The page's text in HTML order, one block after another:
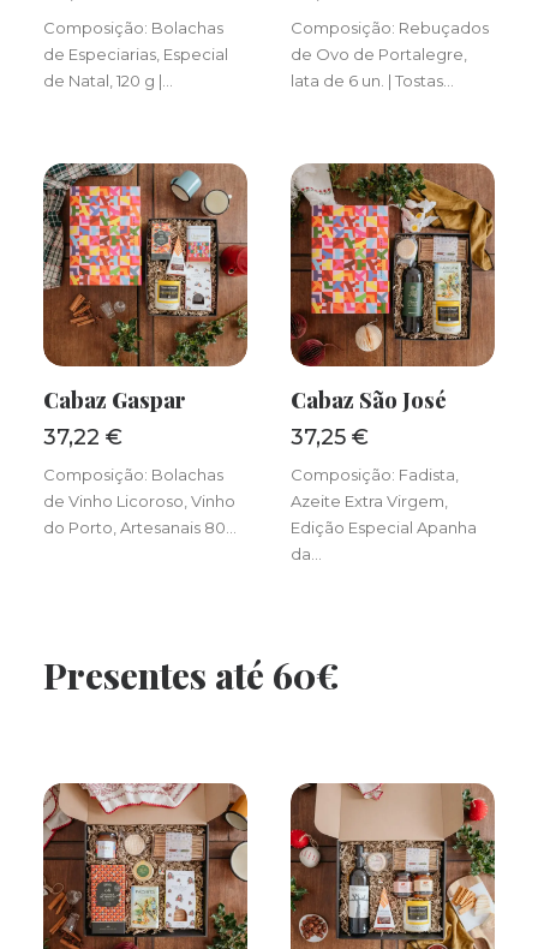
Composição: Bolachas
de Especiarias, Especial
de Natal, 120 g |…
Composição: Rebuçados
de Ovo de Portalegre,
lata de 6 un. | Tostas…
ADICIONAR
Cabaz Gaspar
37,22 €
Composição: Bolachas
de Vinho Licoroso, Vinho
do Porto, Artesanais 80…
ADICIONAR
Cabaz São José
37,25 €
Composição: Fadista,
Azeite Extra Virgem,
Edição Especial Apanha
da…
Presentes até 60€